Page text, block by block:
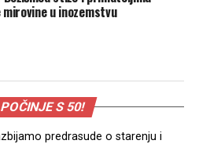
u inozemstvu
S 50!
predrasude o starenju i